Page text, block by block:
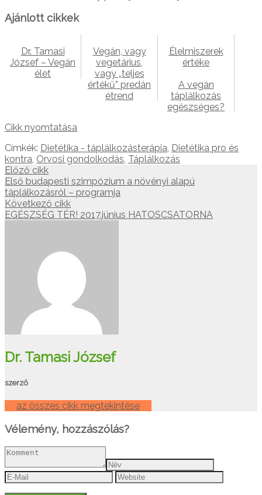
Ajánlott cikkek
Dr. Tamasi
József – Vegán
élet
Vegán, vagy
vegetárius,
vagy „teljes
értékű” predán
étrend
Élelmiszerek
értéke
A vegán
táplálkozás
egészséges?
Cikk nyomtatása
Címkék: Dietétika - táplálkozásterápia, Dietétika pro és
kontra, Orvosi gondolkodás, Táplálkozás
Előző cikk
Első budapesti szimpózium a növényi alapú
táplálkozásról – programja
Következő cikk
EGÉSZSÉG TÉR! 2017.június HATOSCSATORNA
Dr. Tamasi József
szerző
az összes cikk megtekintése
Vélemény, hozzászólás?